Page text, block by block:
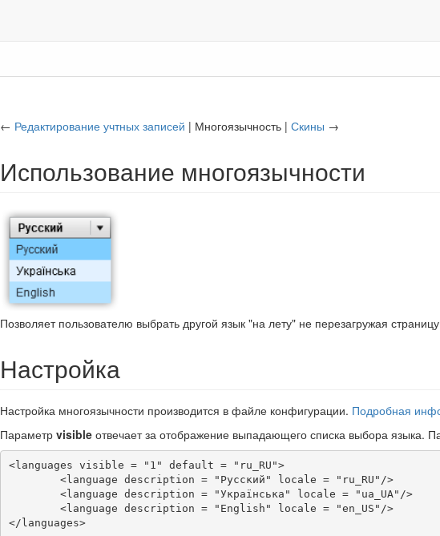
← Редактирование учтных записей | Многоязычность | Скины →
Использование многоязычности
Позволяет пользователю выбрать другой язык "на лету" не перезагружая
Настройка
Настройка многоязычности производится в файле конфигурации. Подробная
Параметр visible отвечает за отображение выпадающего списка выбора языка.
<languages visible = "1" default = "ru_RU">
</languages>